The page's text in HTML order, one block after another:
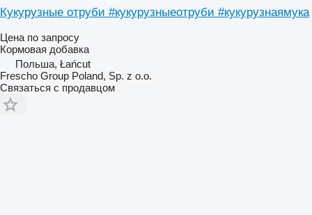
Кукурузные отруби #кукурузныеотруби #кукурузнаямука
Цена по запросу
Кормовая добавка
Польша, Łańcut
Frescho Group Poland, Sp. z o.o.
Связаться с продавцом